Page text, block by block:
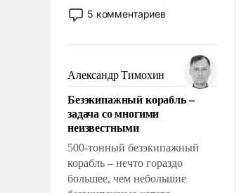
постепенно вытесняя и
отменяя традиционное
мужественным и твердым под
ударами судьбы, брать на себя
ответственность, помогать
слабым, идти вперед и
адаптироваться.
5 комментариев
Александр Тимохин
Безэкипажный корабль –
задача со многими
неизвестными
500-тонный безэкипажный
корабль – нечто гораздо
большее, чем небольшие